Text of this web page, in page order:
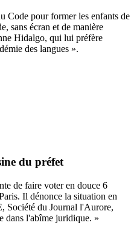
Code pour former les enfants de
sans écran et de manière
Hidalgo, qui lui préfère
des langues ».
du préfet
de faire voter en douce 6
Il dénonce la situation en
Société du Journal l'Aurore,
dans l'abîme juridique. »